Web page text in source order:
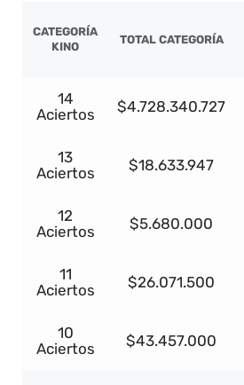
CATEGORÍA
KINO
TOTAL CATEGORÍA
14
Aciertos
$4.728.340.727
13
Aciertos
$18.633.947
12
Aciertos
$5.680.000
11
Aciertos
$26.071.500
10
Aciertos
$43.457.000